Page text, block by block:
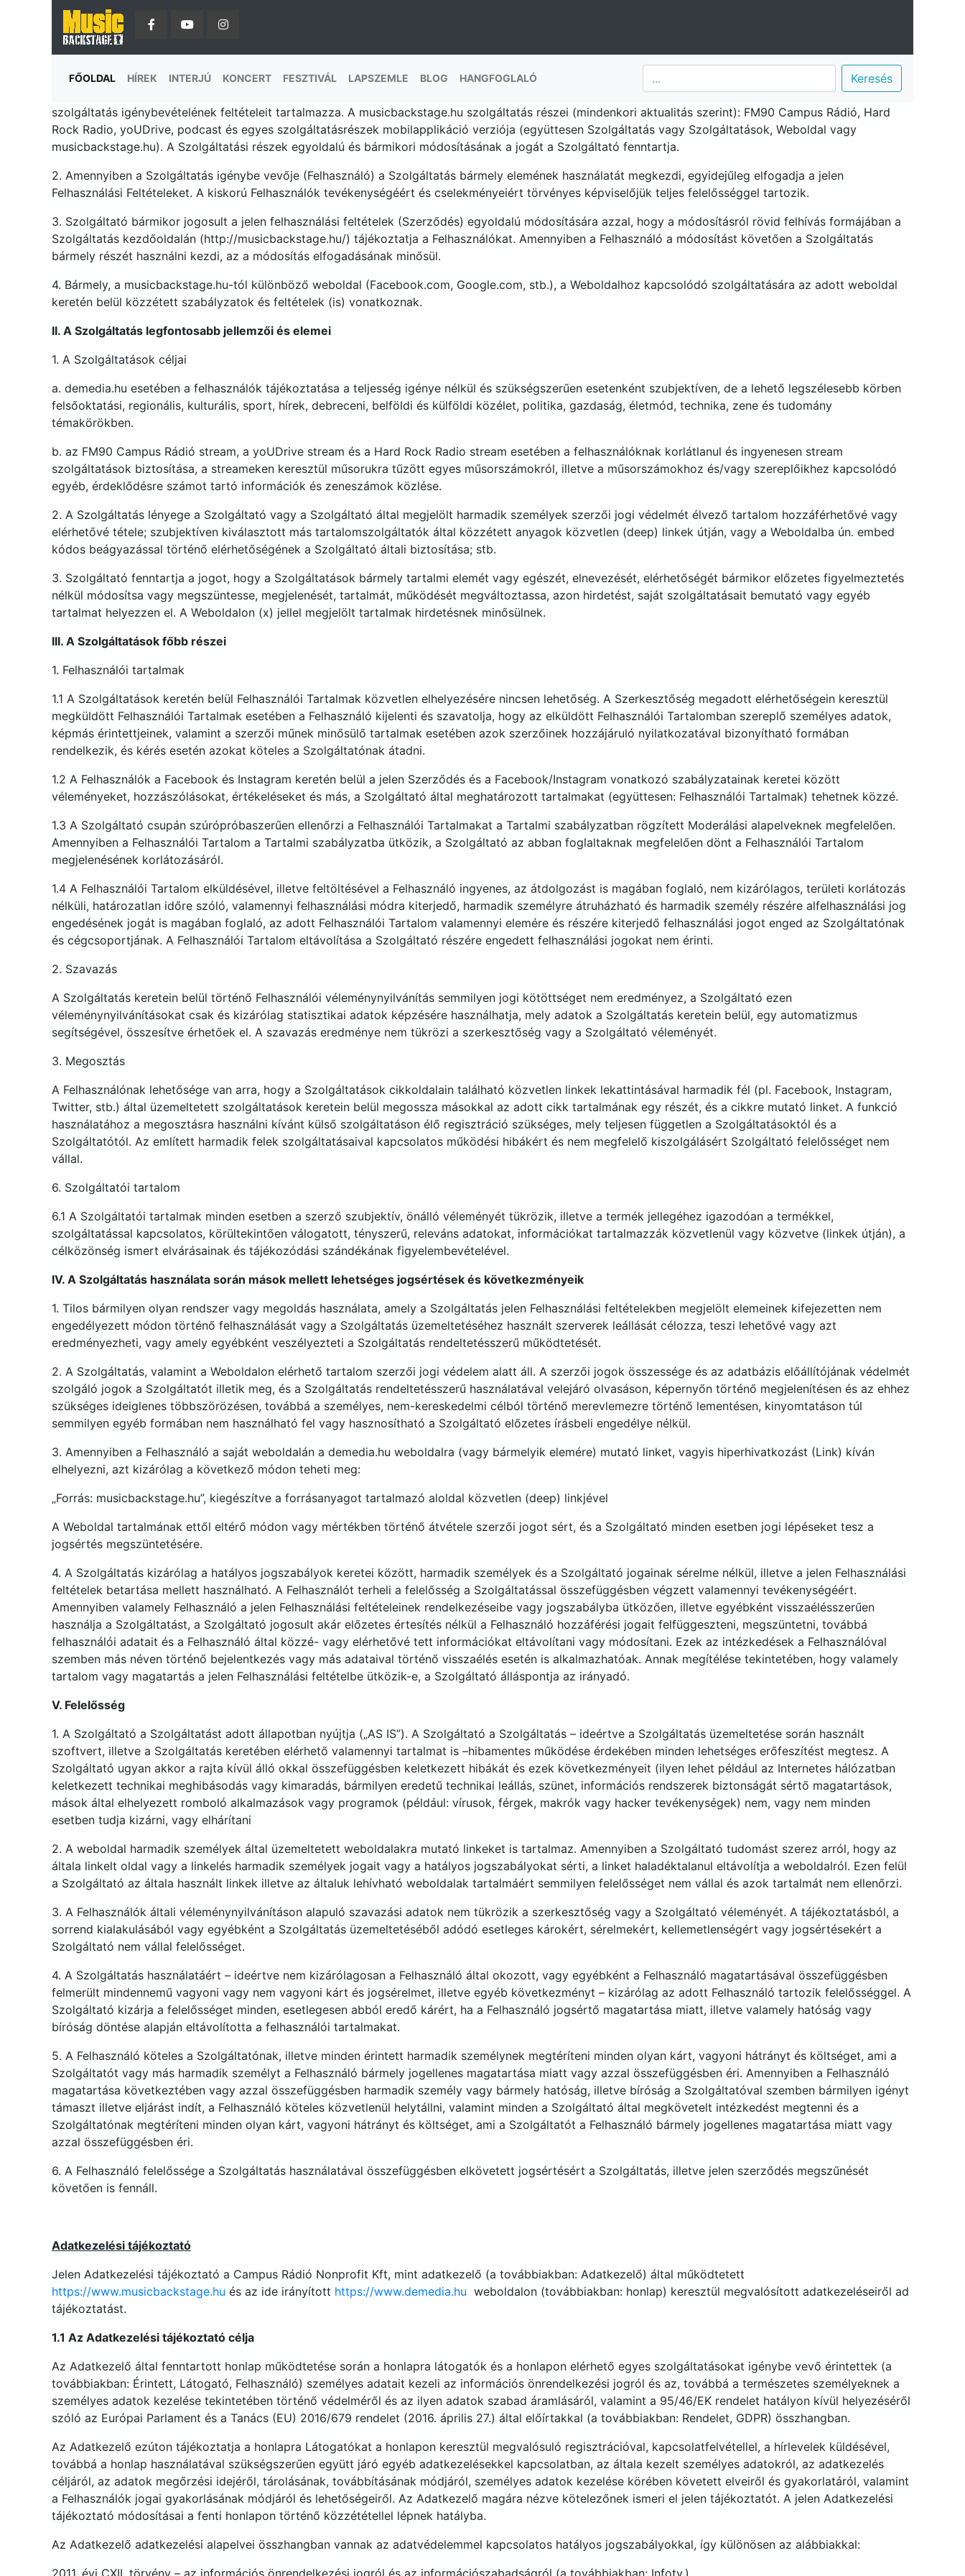
FŐOLDAL HÍREK INTERJÚ KONCERT FESZTIVÁL LAPSZEMLE BLOG HANGFOGLALÓ Keresés
I. A felhasználási feltételek tartalma
1. A jelen felhasználási feltételek (Szerződés, vagy Általános Szerződési Feltétel, vagy ÁSZF) a Campus Rádió Nonprofit Kft. 4032 Debrecen, Egyetem tér 1.; a
továbbiakban: Szolgáltató) által üzemeltetett musicbackstage.hu (http://musicbackstage.hu/ oldalain elérhető) információs társadalommal összefüggő
szolgáltatás igénybevételének feltételeit tartalmazza. A musicbackstage.hu szolgáltatás részei (mindenkori aktualitás szerint): FM90 Campus Rádió, Hard
Rock Radio, yoUDrive, podcast és egyes szolgáltatásrészek mobilapplikáció verziója (együttesen Szolgáltatás vagy Szolgáltatások, Weboldal vagy
musicbackstage.hu). A Szolgáltatási részek egyoldalú és bármikori módosításának a jogát a Szolgáltató fenntartja.
2. Amennyiben a Szolgáltatás igénybe vevője (Felhasználó) a Szolgáltatás bármely elemének használatát megkezdi, egyidejűleg elfogadja a jelen
Felhasználási Feltételeket. A kiskorú Felhasználók tevékenységéért és cselekményeiért törvényes képviselőjük teljes felelősséggel tartozik.
3. Szolgáltató bármikor jogosult a jelen felhasználási feltételek (Szerződés) egyoldalú módosítására azzal, hogy a módosításról rövid felhívás formájában a
Szolgáltatás kezdőoldalán (http://musicbackstage.hu/) tájékoztatja a Felhasználókat. Amennyiben a Felhasználó a módosítást követően a Szolgáltatás
bármely részét használni kezdi, az a módosítás elfogadásának minősül.
4. Bármely, a musicbackstage.hu-tól különböző weboldal (Facebook.com, Google.com, stb.), a Weboldalhoz kapcsolódó szolgáltatására az adott weboldal
keretén belül közzétett szabályzatok és feltételek (is) vonatkoznak.
II. A Szolgáltatás legfontosabb jellemzői és elemei
1. A Szolgáltatások céljai
a. demedia.hu esetében a felhasználók tájékoztatása a teljesség igénye nélkül és szükségszerűen esetenként szubjektíven, de a lehető legszélesebb körben
felsőoktatási, regionális, kulturális, sport, hírek, debreceni, belföldi és külföldi közélet, politika, gazdaság, életmód, technika, zene és tudomány
témakörökben.
b. az FM90 Campus Rádió stream, a yoUDrive stream és a Hard Rock Radio stream esetében a felhasználóknak korlátlanul és ingyenesen stream
szolgáltatások biztosítása, a streameken keresztül műsorukra tűzött egyes műsorszámokról, illetve a műsorszámokhoz és/vagy szereplőikhez kapcsolódó
egyéb, érdeklődésre számot tartó információk és zeneszámok közlése.
2. A Szolgáltatás lényege a Szolgáltató vagy a Szolgáltató által megjelölt harmadik személyek szerzői jogi védelmét élvező tartalom hozzáférhetővé vagy
elérhetővé tétele; szubjektíven kiválasztott más tartalomszolgáltatók által közzétett anyagok közvetlen (deep) linkek útján, vagy a Weboldalba ún. embed
kódos beágyazással történő elérhetőségének a Szolgáltató általi biztosítása; stb.
3. Szolgáltató fenntartja a jogot, hogy a Szolgáltatások bármely tartalmi elemét vagy egészét, elnevezését, elérhetőségét bármikor előzetes figyelmeztetés
nélkül módosítsa vagy megszüntesse, megjelenését, tartalmát, működését megváltoztassa, azon hirdetést, saját szolgáltatásait bemutató vagy egyéb
tartalmat helyezzen el. A Weboldalon (x) jellel megjelölt tartalmak hirdetésnek minősülnek.
III. A Szolgáltatások főbb részei
1. Felhasználói tartalmak
1.1 A Szolgáltatások keretén belül Felhasználói Tartalmak közvetlen elhelyezésére nincsen lehetőség. A Szerkesztőség megadott elérhetőségein keresztül
megküldött Felhasználói Tartalmak esetében a Felhasználó kijelenti és szavatolja, hogy az elküldött Felhasználói Tartalomban szereplő személyes adatok,
képmás érintettjeinek, valamint a szerzői műnek minősülő tartalmak esetében azok szerzőinek hozzájáruló nyilatkozatával bizonyítható formában
rendelkezik, és kérés esetén azokat köteles a Szolgáltatónak átadni.
1.2 A Felhasználók a Facebook és Instagram keretén belül a jelen Szerződés és a Facebook/Instagram vonatkozó szabályzatainak keretei között
véleményeket, hozzászólásokat, értékeléseket és más, a Szolgáltató által meghatározott tartalmakat (együttesen: Felhasználói Tartalmak) tehetnek közzé.
1.3 A Szolgáltató csupán szúrópróbaszerűen ellenőrzi a Felhasználói Tartalmakat a Tartalmi szabályzatban rögzített Moderálási alapelveknek megfelelően.
Amennyiben a Felhasználói Tartalom a Tartalmi szabályzatba ütközik, a Szolgáltató az abban foglaltaknak megfelelően dönt a Felhasználói Tartalom
megjelenésének korlátozásáról.
1.4 A Felhasználói Tartalom elküldésével, illetve feltöltésével a Felhasználó ingyenes, az átdolgozást is magában foglaló, nem kizárólagos, területi korlátozás
nélküli, határozatlan időre szóló, valamennyi felhasználási módra kiterjedő, harmadik személyre átruházható és harmadik személy részére alfelhasználási jog
engedésének jogát is magában foglaló, az adott Felhasználói Tartalom valamennyi elemére és részére kiterjedő felhasználási jogot enged az Szolgáltatónak
és cégcsoportjának. A Felhasználói Tartalom eltávolítása a Szolgáltató részére engedett felhasználási jogokat nem érinti.
2. Szavazás
A Szolgáltatás keretein belül történő Felhasználói véleménynyilvánítás semmilyen jogi kötöttséget nem eredményez, a Szolgáltató ezen
véleménynyilvánításokat csak és kizárólag statisztikai adatok képzésére használhatja, mely adatok a Szolgáltatás keretein belül, egy automatizmus
segítségével, összesítve érhetőek el. A szavazás eredménye nem tükrözi a szerkesztőség vagy a Szolgáltató véleményét.
3. Megosztás
A Felhasználónak lehetősége van arra, hogy a Szolgáltatások cikkoldalain található közvetlen linkek lekattintásával harmadik fél (pl. Facebook, Instagram,
Twitter, stb.) által üzemeltetett szolgáltatások keretein belül megossza másokkal az adott cikk tartalmának egy részét, és a cikkre mutató linket. A funkció
használatához a megosztásra használni kívánt külső szolgáltatáson élő regisztráció szükséges, mely teljesen független a Szolgáltatásoktól és a
Szolgáltatótól. Az említett harmadik felek szolgáltatásaival kapcsolatos működési hibákért és nem megfelelő kiszolgálásért Szolgáltató felelősséget nem
vállal.
6. Szolgáltatói tartalom
6.1 A Szolgáltatói tartalmak minden esetben a szerző szubjektív, önálló véleményét tükrözik, illetve a termék jellegéhez igazodóan a termékkel,
szolgáltatással kapcsolatos, körültekintően válogatott, tényszerű, releváns adatokat, információkat tartalmazzák közvetlenül vagy közvetve (linkek útján), a
célközönség ismert elvárásainak és tájékozódási szándékának figyelembevételével.
IV. A Szolgáltatás használata során mások mellett lehetséges jogsértések és következményeik
1. Tilos bármilyen olyan rendszer vagy megoldás használata, amely a Szolgáltatás jelen Felhasználási feltételekben megjelölt elemeinek kifejezetten nem
engedélyezett módon történő felhasználását vagy a Szolgáltatás üzemeltetéséhez használt szerverek leállását célozza, teszi lehetővé vagy azt
eredményezheti, vagy amely egyébként veszélyezteti a Szolgáltatás rendeltetésszerű működtetését.
2. A Szolgáltatás, valamint a Weboldalon elérhető tartalom szerzői jogi védelem alatt áll. A szerzői jogok összessége és az adatbázis előállítójának védelmét
szolgáló jogok a Szolgáltatót illetik meg, és a Szolgáltatás rendeltetésszerű használatával velejáró olvasáson, képernyőn történő megjelenítésen és az ehhez
szükséges ideiglenes többszörözésen, továbbá a személyes, nem-kereskedelmi célból történő merevlemezre történő lementésen, kinyomtatáson túl
semmilyen egyéb formában nem használható fel vagy hasznosítható a Szolgáltató előzetes írásbeli engedélye nélkül.
3. Amennyiben a Felhasználó a saját weboldalán a demedia.hu weboldalra (vagy bármelyik elemére) mutató linket, vagyis hiperhivatkozást (Link) kíván
elhelyezni, azt kizárólag a következő módon teheti meg:
„Forrás: musicbackstage.hu”, kiegészítve a forrásanyagot tartalmazó aloldal közvetlen (deep) linkjével
A Weboldal tartalmának ettől eltérő módon vagy mértékben történő átvétele szerzői jogot sért, és a Szolgáltató minden esetben jogi lépéseket tesz a
jogsértés megszüntetésére.
4. A Szolgáltatás kizárólag a hatályos jogszabályok keretei között, harmadik személyek és a Szolgáltató jogainak sérelme nélkül, illetve a jelen Felhasználási
feltételek betartása mellett használható. A Felhasználót terheli a felelősség a Szolgáltatással összefüggésben végzett valamennyi tevékenységéért.
Amennyiben valamely Felhasználó a jelen Felhasználási feltételeinek rendelkezéseibe vagy jogszabályba ütközően, illetve egyébként visszaélésszerűen
használja a Szolgáltatást, a Szolgáltató jogosult akár előzetes értesítés nélkül a Felhasználó hozzáférési jogait felfüggeszteni, megszüntetni, továbbá
felhasználói adatait és a Felhasználó által közzé- vagy elérhetővé tett információkat eltávolítani vagy módosítani. Ezek az intézkedések a Felhasználóval
szemben más néven történő bejelentkezés vagy más adataival történő visszaélés esetén is alkalmazhatóak. Annak megítélése tekintetében, hogy valamely
tartalom vagy magatartás a jelen Felhasználási feltételbe ütközik-e, a Szolgáltató álláspontja az irányadó.
V. Felelősség
1. A Szolgáltató a Szolgáltatást adott állapotban nyújtja („AS IS”). A Szolgáltató a Szolgáltatás – ideértve a Szolgáltatás üzemeltetése során használt
szoftvert, illetve a Szolgáltatás keretében elérhető valamennyi tartalmat is –hibamentes működése érdekében minden lehetséges erőfeszítést megtesz. A
Szolgáltató ugyan akkor a rajta kívül álló okkal összefüggésben keletkezett hibákát és ezek következményeit (ilyen lehet például az Internetes hálózatban
keletkezett technikai meghibásodás vagy kimaradás, bármilyen eredetű technikai leállás, szünet, információs rendszerek biztonságát sértő magatartások,
mások által elhelyezett romboló alkalmazások vagy programok (például: vírusok, férgek, makrók vagy hacker tevékenységek) nem, vagy nem minden
esetben tudja kizárni, vagy elhárítani
2. A weboldal harmadik személyek által üzemeltetett weboldalakra mutató linkeket is tartalmaz. Amennyiben a Szolgáltató tudomást szerez arról, hogy az
általa linkelt oldal vagy a linkelés harmadik személyek jogait vagy a hatályos jogszabályokat sérti, a linket haladéktalanul eltávolítja a weboldalról. Ezen felül
a Szolgáltató az általa használt linkek illetve az általuk lehívható weboldalak tartalmáért semmilyen felelősséget nem vállal és azok tartalmát nem ellenőrzi.
3. A Felhasználók általi véleménynyilvánításon alapuló szavazási adatok nem tükrözik a szerkesztőség vagy a Szolgáltató véleményét. A tájékoztatásból, a
sorrend kialakulásából vagy egyébként a Szolgáltatás üzemeltetéséből adódó esetleges károkért, sérelmekért, kellemetlenségért vagy jogsértésekért a
Szolgáltató nem vállal felelősséget.
4. A Szolgáltatás használatáért – ideértve nem kizárólagosan a Felhasználó által okozott, vagy egyébként a Felhasználó magatartásával összefüggésben
felmerült mindennemű vagyoni vagy nem vagyoni kárt és jogsérelmet, illetve egyéb következményt – kizárólag az adott Felhasználó tartozik felelősséggel. A
Szolgáltató kizárja a felelősséget minden, esetlegesen abból eredő kárért, ha a Felhasználó jogsértő magatartása miatt, illetve valamely hatóság vagy
bíróság döntése alapján eltávolította a felhasználói tartalmakat.
5. A Felhasználó köteles a Szolgáltatónak, illetve minden érintett harmadik személynek megtéríteni minden olyan kárt, vagyoni hátrányt és költséget, ami a
Szolgáltatót vagy más harmadik személyt a Felhasználó bármely jogellenes magatartása miatt vagy azzal összefüggésben éri. Amennyiben a Felhasználó
magatartása következtében vagy azzal összefüggésben harmadik személy vagy bármely hatóság, illetve bíróság a Szolgáltatóval szemben bármilyen igényt
támaszt illetve eljárást indít, a Felhasználó köteles közvetlenül helytállni, valamint minden a Szolgáltató által megkövetelt intézkedést megtenni és a
Szolgáltatónak megtéríteni minden olyan kárt, vagyoni hátrányt és költséget, ami a Szolgáltatót a Felhasználó bármely jogellenes magatartása miatt vagy
azzal összefüggésben éri.
6. A Felhasználó felelőssége a Szolgáltatás használatával összefüggésben elkövetett jogsértésért a Szolgáltatás, illetve jelen szerződés megszűnését
követően is fennáll.
Adatkezelési tájékoztató
Jelen Adatkezelési tájékoztató a Campus Rádió Nonprofit Kft, mint adatkezelő (a továbbiakban: Adatkezelő) által működtetett
https://www.musicbackstage.hu és az ide irányított https://www.demedia.hu weboldalon (továbbiakban: honlap) keresztül megvalósított adatkezeléseiről ad
tájékoztatást.
1.1 Az Adatkezelési tájékoztató célja
Az Adatkezelő által fenntartott honlap működtetése során a honlapra látogatók és a honlapon elérhető egyes szolgáltatásokat igénybe vevő érintettek (a
továbbiakban: Érintett, Látogató, Felhasználó) személyes adatait kezeli az információs önrendelkezési jogról és az, továbbá a természetes személyeknek a
személyes adatok kezelése tekintetében történő védelméről és az ilyen adatok szabad áramlásáról, valamint a 95/46/EK rendelet hatályon kívül helyezéséről
szóló az Európai Parlament és a Tanács (EU) 2016/679 rendelet (2016. április 27.) által előírtakkal (a továbbiakban: Rendelet, GDPR) összhangban.
Az Adatkezelő ezúton tájékoztatja a honlapra Látogatókat a honlapon keresztül megvalósuló regisztrációval, kapcsolatfelvétellel, a hírlevelek küldésével,
továbbá a honlap használatával szükségszerűen együtt járó egyéb adatkezelésekkel kapcsolatban, az általa kezelt személyes adatokról, az adatkezelés
céljáról, az adatok megőrzési idejéről, tárolásának, továbbításának módjáról, személyes adatok kezelése körében követett elveiről és gyakorlatáról, valamint
a Felhasználók jogai gyakorlásának módjáról és lehetőségeiről. Az Adatkezelő magára nézve kötelezőnek ismeri el jelen tájékoztatót. A jelen Adatkezelési
tájékoztató módosításai a fenti honlapon történő közzététellel lépnek hatályba.
Az Adatkezelő adatkezelési alapelvei összhangban vannak az adatvédelemmel kapcsolatos hatályos jogszabályokkal, így különösen az alábbiakkal:
2011. évi CXII. törvény – az információs önrendelkezési jogról és az információszabadságról (a továbbiakban: Infotv.)